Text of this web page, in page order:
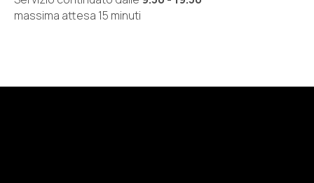
massima attesa 15 minuti